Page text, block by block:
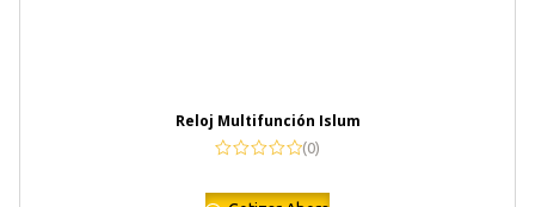
Reloj Multifunción Islum
(0)